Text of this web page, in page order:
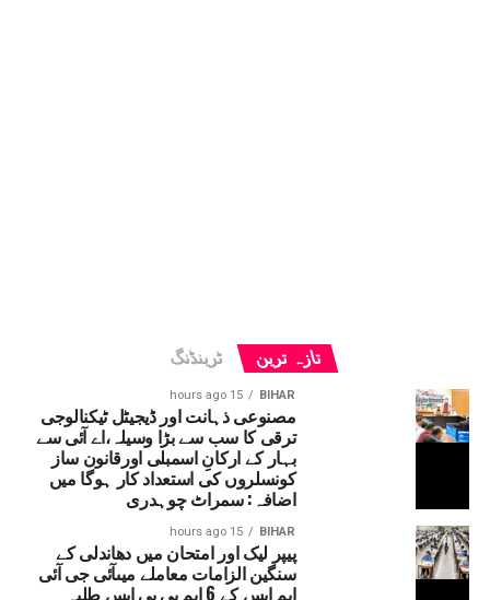
تازہ ترین ٹرینڈنگ
BIHAR
15 hours ago
مصنوعی ذہانت اور ڈیجیٹل ٹیکنالوجی
ترقی کا سب سے بڑا وسیلہ،اے آئی سے
بہار کے ارکانِ اسمبلی اورقانون ساز
کونسلروں کی استعداد کار ہوگا میں
اضافہ: سمراٹ چوہدری
BIHAR
15 hours ago
پیپر لیک اور امتحان میں دھاندلی کے
سنگین الزامات معاملے میںآئی جی آئی
ایم ایس کے 6 ایم بی بی ایس طلبہ